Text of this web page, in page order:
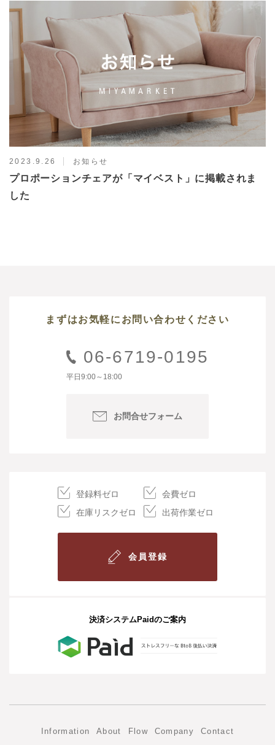
2023.9.26 お知らせ
プロポーションチェアが「マイベスト」に掲載されま
した
まずはお気軽にお問い合わせください
06-6719-0195
平日9:00～18:00
お問合せフォーム
登録料ゼロ
会費ゼロ
在庫リスクゼロ
出荷作業ゼロ
会員登録
決済システムPaidのご案内
Information About Flow Company Contact